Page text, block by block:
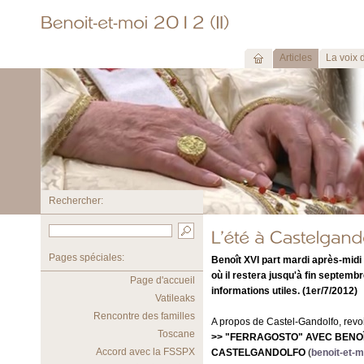
Articles La voix
Rechercher:
Pages spéciales:
Page d'accueil
Vatileaks
Rencontre des familles
Toscane
Accord avec la FSSPX
Benoît XVI part mardi après-
où il restera jusqu'à fin
informations utiles. (1er/7/2012)
A propos de Castel-Gandolfo,
>> "FERRAGOSTO" AVEC
CASTELGANDOLFO (benoit-et-